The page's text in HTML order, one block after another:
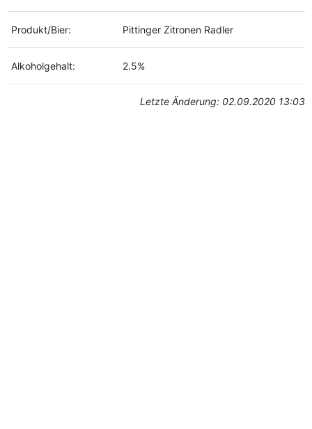
Produkt/Bier: Pittinger Zitronen Radler
Alkoholgehalt: 2.5%
Letzte Änderung: 02.09.2020 13:03